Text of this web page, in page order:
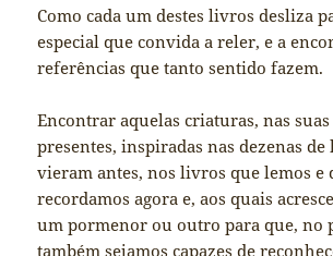
Como cada um destes livros desliza
especial que convida a reler, e a
referências que tanto sentido fazem.
Encontrar aquelas criaturas, nas suas
presentes, inspiradas nas dezenas
vieram antes, nos livros que lemos e
recordamos agora e, aos quais
um pormenor ou outro para que,
também sejamos capazes de